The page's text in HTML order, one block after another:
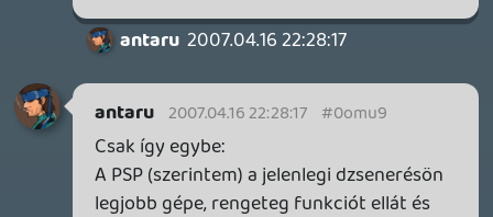
bixiboy 2007.04.16 20:19:10 #0omtu
ha már nem nyertem tőletek Crackdownt,
legalább egy podcasttel kedveskedtetek
Oldern 2007.04.16 20:13:59 #0omtt